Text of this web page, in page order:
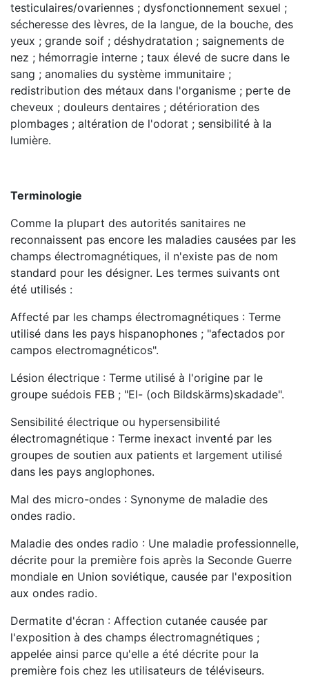
testiculaires/ovariennes ; dysfonctionnement sexuel ;
sécheresse des lèvres, de la langue, de la bouche, des
yeux ; grande soif ; déshydratation ; saignements de
nez ; hémorragie interne ; taux élevé de sucre dans le
sang ; anomalies du système immunitaire ;
redistribution des métaux dans l'organisme ; perte de
cheveux ; douleurs dentaires ; détérioration des
plombages ; altération de l'odorat ; sensibilité à la
lumière.
Terminologie
Comme la plupart des autorités sanitaires ne
reconnaissent pas encore les maladies causées par les
champs électromagnétiques, il n'existe pas de nom
standard pour les désigner. Les termes suivants ont
été utilisés :
Affecté par les champs électromagnétiques : Terme
utilisé dans les pays hispanophones ; "afectados por
campos electromagnéticos".
Lésion électrique : Terme utilisé à l'origine par le
groupe suédois FEB ; "El- (och Bildskärms)skadade".
Sensibilité électrique ou hypersensibilité
électromagnétique : Terme inexact inventé par les
groupes de soutien aux patients et largement utilisé
dans les pays anglophones.
Mal des micro-ondes : Synonyme de maladie des
ondes radio.
Maladie des ondes radio : Une maladie professionnelle,
décrite pour la première fois après la Seconde Guerre
mondiale en Union soviétique, causée par l'exposition
aux ondes radio.
Dermatite d'écran : Affection cutanée causée par
l'exposition à des champs électromagnétiques ;
appelée ainsi parce qu'elle a été décrite pour la
première fois chez les utilisateurs de téléviseurs.